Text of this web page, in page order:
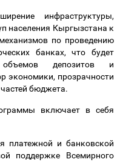
инфраструктуры,
населения Кыргызстана к
по проведению
банках, что будет
объемов депозитов и
экономики, прозрачности
бюджета.
включает в себя
платежной и банковской
поддержке Всемирного